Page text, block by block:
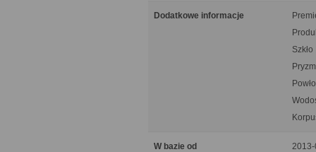
Dodatkowe informacje
W bazie od